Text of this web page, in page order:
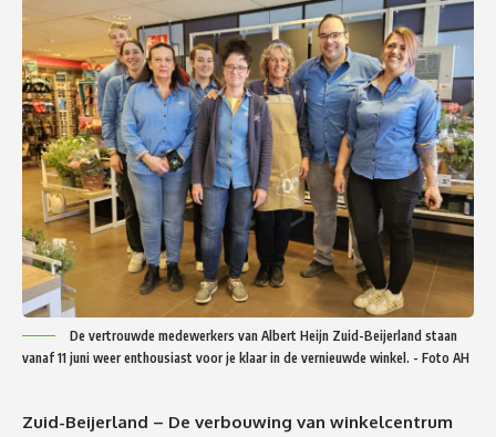
De vertrouwde medewerkers van Albert Heijn Zuid-Beijerland staan
vanaf 11 juni weer enthousiast voor je klaar in de vernieuwde winkel. - Foto AH
Zuid-Beijerland – De verbouwing van winkelcentrum